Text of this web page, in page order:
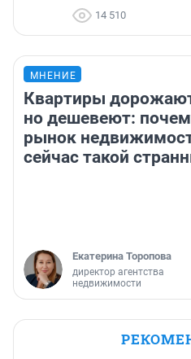
14 510
МНЕНИЕ
Квартиры
но дешевеют:
рынок
сейчас такой
Екатерина Торопова
директор агентства
недвижимости